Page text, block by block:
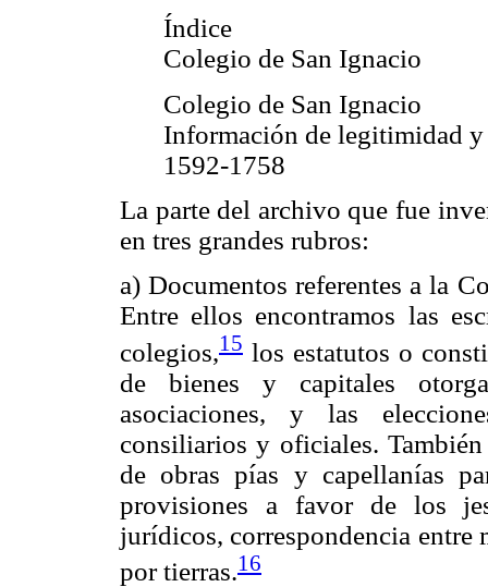
Índice
Colegio de San Ignacio
Colegio de San Ignacio
Información de legitimidad y
1592-1758
La parte del archivo que fue
en tres grandes rubros:
a) Documentos referentes a la
Entre ellos encontramos las
colegios,15 los estatutos o
de bienes y capitales
asociaciones, y las
consiliarios y oficiales.
de obras pías y capellanías
provisiones a favor de los
jurídicos, correspondencia entre
por tierras.16